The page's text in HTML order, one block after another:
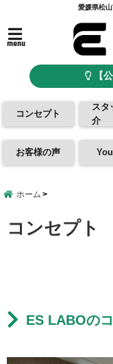
愛媛県松
menu
【
コンセプト
スタ
介
お客様の声
ホーム
コンセプト
ES LABOの